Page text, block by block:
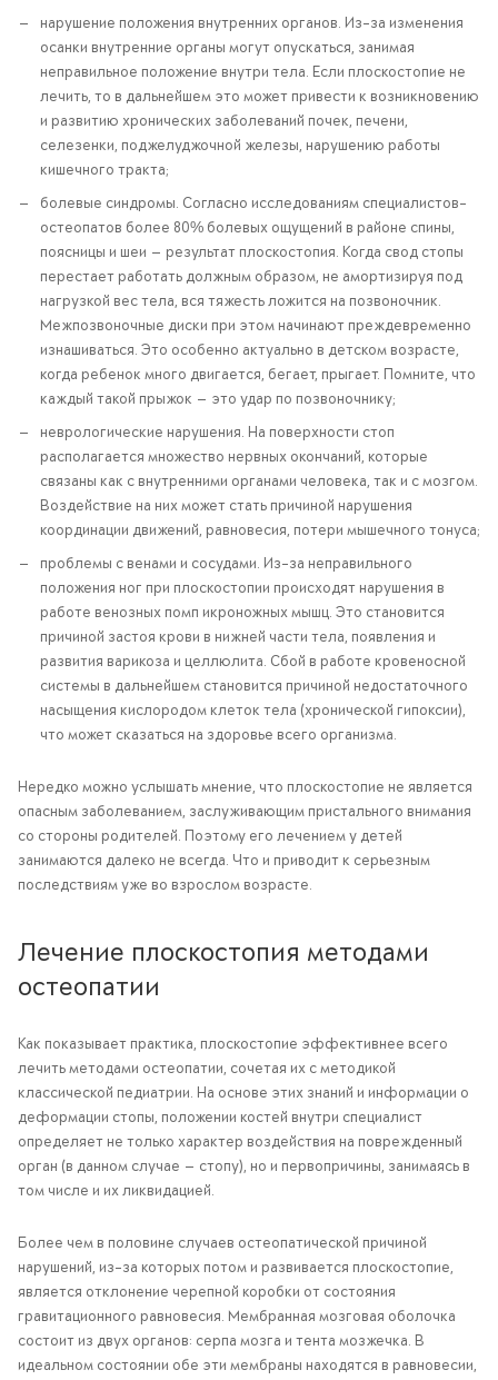
нарушение положения внутренних органов. Из-за изменения
осанки внутренние органы могут опускаться, занимая
неправильное положение внутри тела. Если плоскостопие не
лечить, то в дальнейшем это может привести к возникновению
и развитию хронических заболеваний почек, печени,
селезенки, поджелуджочной железы, нарушению работы
кишечного тракта;
болевые синдромы. Согласно исследованиям специалистов-
остеопатов более 80% болевых ощущений в районе спины,
поясницы и шеи — результат плоскостопия. Когда свод стопы
перестает работать должным образом, не амортизируя под
нагрузкой вес тела, вся тяжесть ложится на позвоночник.
Межпозвоночные диски при этом начинают преждевременно
изнашиваться. Это особенно актуально в детском возрасте,
когда ребенок много двигается, бегает, прыгает. Помните, что
каждый такой прыжок — это удар по позвоночнику;
неврологические нарушения. На поверхности стоп
располагается множество нервных окончаний, которые
связаны как с внутренними органами человека, так и с мозгом.
Воздействие на них может стать причиной нарушения
координации движений, равновесия, потери мышечного тонуса;
проблемы с венами и сосудами. Из-за неправильного
положения ног при плоскостопии происходят нарушения в
работе венозных помп икроножных мышц. Это становится
причиной застоя крови в нижней части тела, появления и
развития варикоза и целлюлита. Сбой в работе кровеносной
системы в дальнейшем становится причиной недостаточного
насыщения кислородом клеток тела (хронической гипоксии),
что может сказаться на здоровье всего организма.
Нередко можно услышать мнение, что плоскостопие не является
опасным заболеванием, заслуживающим пристального внимания
со стороны родителей. Поэтому его лечением у детей
занимаются далеко не всегда. Что и приводит к серьезным
последствиям уже во взрослом возрасте.
Лечение плоскостопия методами
остеопатии
Как показывает практика, плоскостопие эффективнее всего
лечить методами остеопатии, сочетая их с методикой
классической педиатрии. На основе этих знаний и информации о
деформации стопы, положении костей внутри специалист
определяет не только характер воздействия на поврежденный
орган (в данном случае — стопу), но и первопричины, занимаясь в
том числе и их ликвидацией.
Более чем в половине случаев остеопатической причиной
нарушений, из-за которых потом и развивается плоскостопие,
является отклонение черепной коробки от состояния
гравитационного равновесия. Мембранная мозговая оболочка
состоит из двух органов: серпа мозга и тента мозжечка. В
идеальном состоянии обе эти мембраны находятся в равновесии,